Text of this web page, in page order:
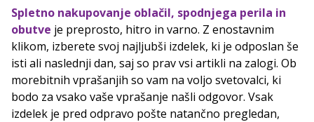
Spletno nakupovanje oblačil, spodnjega perila in
obutve je preprosto, hitro in varno. Z enostavnim
klikom, izberete svoj najljubši izdelek, ki je odposlan še
isti ali naslednji dan, saj so prav vsi artikli na zalogi. Ob
morebitnih vprašanjih so vam na voljo svetovalci, ki
bodo za vsako vaše vprašanje našli odgovor. Vsak
izdelek je pred odpravo pošte natančno pregledan,